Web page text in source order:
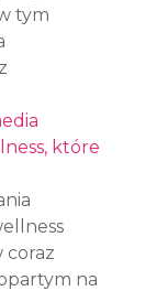
tym
które
coraz
na